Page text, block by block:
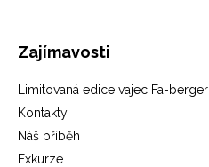
Zajímavosti
Limitovaná edice vajec Fa-berger
Kontakty
Náš příběh
Exkurze